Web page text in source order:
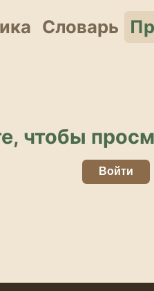
Словарь
чтобы
Войти